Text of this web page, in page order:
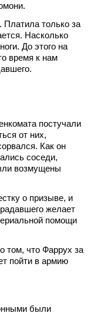
Платила только за
Насколько
До этого на
время к нам
постучали
от них,
Как он
соседи,
возмущены
о призыве, и
желает
помощи
том, что Фаррух за
пойти в армию
были